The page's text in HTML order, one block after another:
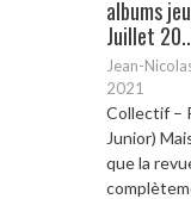
albums
Juillet
Jean-
2021
Collectif –
Junior)
que la